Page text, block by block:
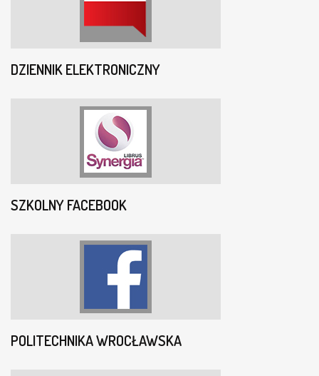
DZIENNIK ELEKTRONICZNY
SZKOLNY FACEBOOK
POLITECHNIKA WROCŁAWSKA